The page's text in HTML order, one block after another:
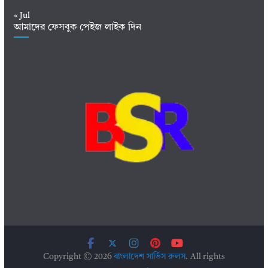
« Jul
আমাদের ফেসবুক পেইজ লাইক দিন
Copyright © 2026বাংলাদেশ সার্ভিস রুলস. All rights